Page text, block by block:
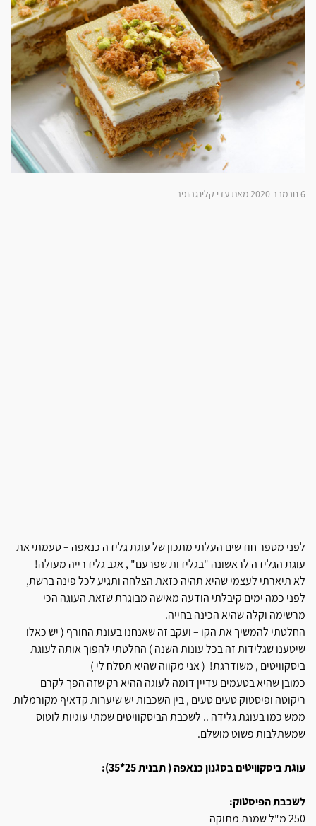
6 נובמבר 2020 מאת עדי קלינגהופר
לפני מספר חודשים העלתי מתכון של עוגת גלידה כנאפה – טעמתי את
עוגת הגלידה לראשונה "בגלידות שפרעם" , אגב גלידרייה מעולה!
לא תיארתי לעצמי שהיא תהיה כזאת הצלחה ותגיע לכל פינה ברשת,
לפני כמה ימים קיבלתי הודעה מאישה מבוגרת שזאת העוגה הכי
מרשימה וקלה שהיא הכינה בחייה.
החלטתי להמשיך את הקו – ועקב זה שאנחנו בעונת החורף ( יש כאלו
שיטענו שגלידות זה בכל עונות השנה ) החלטתי להפוך אותה לעוגת
ביסקוויטים , משודרגת! ( אני מקווה שהיא תסלח לי )
כמובן שהיא בטעמים עדיין דומה לעוגה ההיא רק שזה הפך לקרם
ריקוטה ופיסטוק טעים טעים , בין השכבות יש שיערות קדאיף מקורמלות
ממש כמו בעוגת גלידה .. לשכבת הביסקוויטים שמתי עוגיות לוטוס
שמשתלבות פשוט מושלם.
עוגת ביסקוויטים בסגנון כנאפה ( תבנית 25*35):
לשכבת הפיסטוק:
250 מ"ל שמנת מתוקה